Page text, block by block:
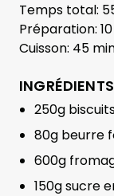
Temps total:
Préparation:
Cuisson: 45
INGRÉDIENTS
250g
80g beurre
600g
150g sucre